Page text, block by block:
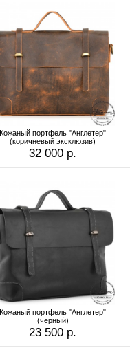
Кожаный портфель "Англетер"
(коричневый эксклюзив)
32 000 р.
Кожаный портфель "Англетер"
(черный)
23 500 р.